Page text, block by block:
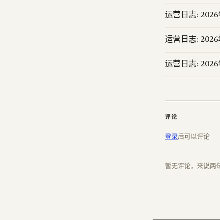
运营日志: 2026
运营日志: 2026
运营日志: 2026
评论
登录后可以评论
暂无评论，来说两